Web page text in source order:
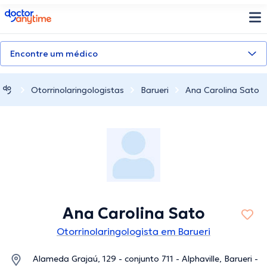
doctoranytime
Encontre um médico
Otorrinolaringologistas Barueri Ana Carolina Sato
Ana Carolina Sato
Otorrinolaringologista em Barueri
Alameda Grajaú, 129 - conjunto 711 - Alphaville, Barueri -